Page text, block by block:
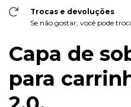
Trocas e devoluções
Se não gostar, você pode
Capa de
para